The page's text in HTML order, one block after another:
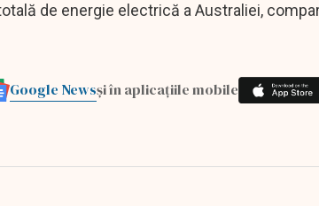
de energie electrică a Australiei,
Google Newsși în aplicațiile mobile